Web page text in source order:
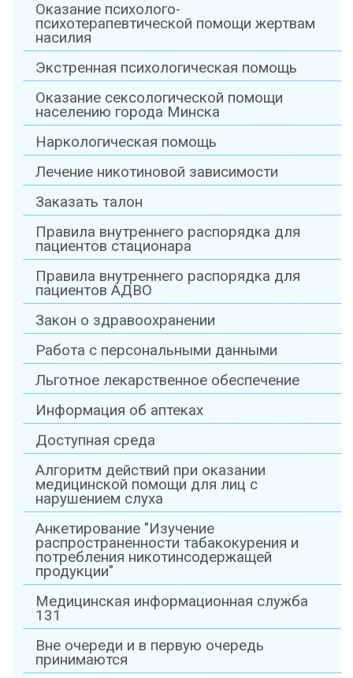
Оказание психолого-
психотерапевтической помощи жертвам
насилия
Экстренная психологическая помощь
Оказание сексологической помощи
населению города Минска
Наркологическая помощь
Лечение никотиновой зависимости
Заказать талон
Правила внутреннего распорядка для
пациентов стационара
Правила внутреннего распорядка для
пациентов АДВО
Закон о здравоохранении
Работа с персональными данными
Льготное лекарственное обеспечение
Информация об аптеках
Доступная среда
Алгоритм действий при оказании
медицинской помощи для лиц с
нарушением слуха
Анкетирование "Изучение
распространенности табакокурения и
потребления никотинсодержащей
продукции"
Медицинская информационная служба
131
Вне очереди и в первую очередь
принимаются